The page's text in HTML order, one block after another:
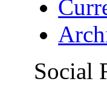
Social